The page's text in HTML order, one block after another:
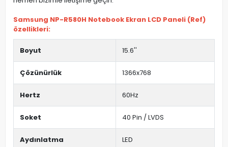
Samsung NP-R580H Notebook Ekran LCD Paneli (Ref)
özellikleri:
Boyut 15.6''
Çözünürlük 1366x768
Hertz 60Hz
Soket 40 Pin / LVDS
Aydınlatma LED